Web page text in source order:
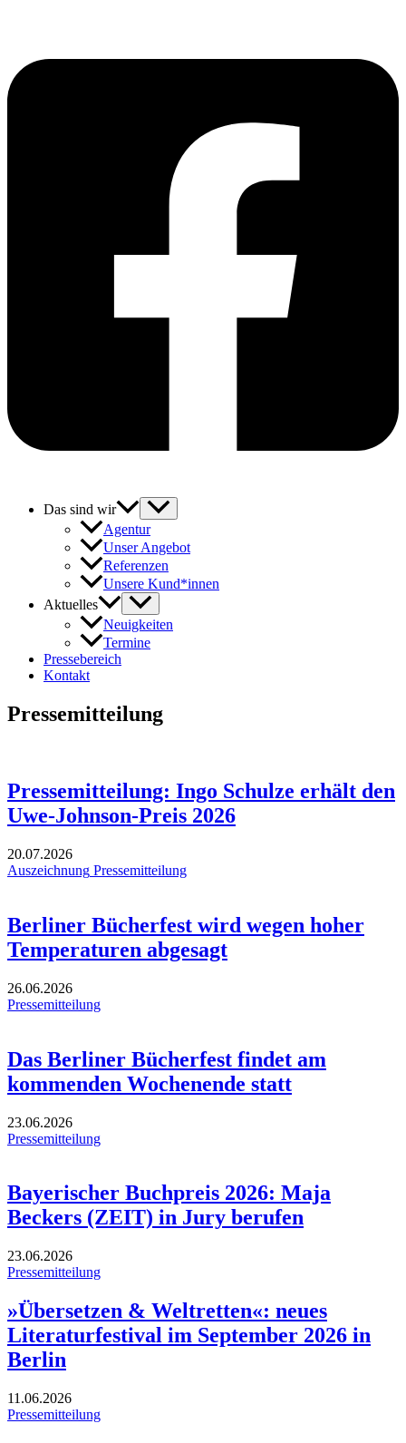
Das sind wir
Agentur
Unser Angebot
Referenzen
Unsere Kund*innen
Aktuelles
Neuigkeiten
Termine
Pressebereich
Kontakt
Pressemitteilung
Pressemitteilung: Ingo Schulze erhält den
Uwe-Johnson-Preis 2026
20.07.2026
Auszeichnung Pressemitteilung
Berliner Bücherfest wird wegen hoher
Temperaturen abgesagt
26.06.2026
Pressemitteilung
Das Berliner Bücherfest findet am
kommenden Wochenende statt
23.06.2026
Pressemitteilung
Bayerischer Buchpreis 2026: Maja
Beckers (ZEIT) in Jury berufen
23.06.2026
Pressemitteilung
»Übersetzen & Weltretten«: neues
Literaturfestival im September 2026 in
Berlin
11.06.2026
Pressemitteilung